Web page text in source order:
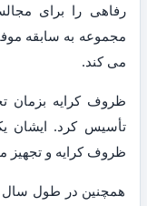
رفاهی را برای
مجموعه به سابقه
می کند.
تأسیس کرد. ایشان
ظروف کرایه و تجهیز
همچنین در طول سال